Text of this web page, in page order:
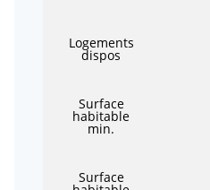
Logements
dispos
Surface
habitable
min.
Surface